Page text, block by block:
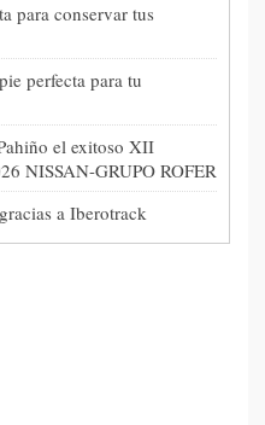
para conservar tus
perfecta para tu
el exitoso XII
NISSAN-GRUPO ROFER
a Iberotrack